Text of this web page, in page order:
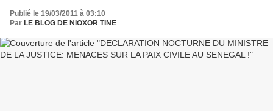
Publié le 19/03/2011 à 03:10
Par LE BLOG DE NIOXOR TINE